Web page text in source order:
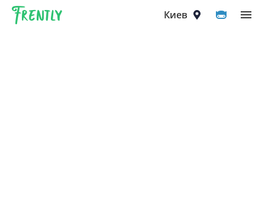
Frently Киев
Выберите город